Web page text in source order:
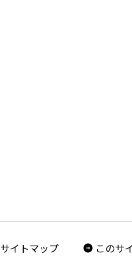
サイトマップ このサ